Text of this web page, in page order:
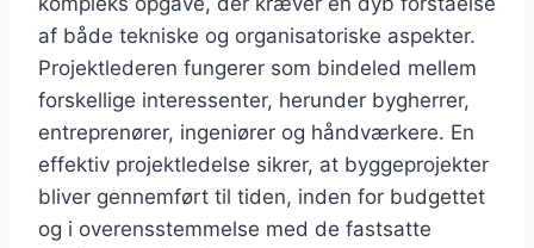
af både tekniske og organisatoriske aspekter.
Projektlederen fungerer som bindeled mellem
forskellige interessenter, herunder bygherrer,
entreprenører, ingeniører og håndværkere. En
effektiv projektledelse sikrer, at byggeprojekter
bliver gennemført til tiden, inden for budgettet
og i overensstemmelse med de fastsatte